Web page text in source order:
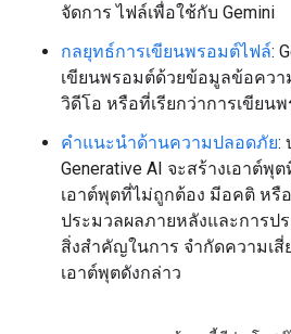
จัดการ ไฟล์เพื่อใช้กับ Gemini
กลยุทธ์การเขียนพรอมต์ไฟล์:
เขียนพรอมต์ด้วยข้อมูลข้อควา
วิดีโอ หรือที่เรียกว่าการเขียน
คำแนะนำด้านความปลอดภัย:
Generative AI จะสร้างเอาต์พุ
เอาต์พุตที่ไม่ถูกต้อง มีอคติ หรื
ประมวลผลภายหลังและการป
สิ่งสำคัญในการ จำกัดความเสี่
เอาต์พุตดังกล่าว